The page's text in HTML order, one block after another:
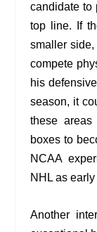
candidate to
top line. If
smaller
compete
his
season, it
these
boxes to
NCAA
NHL as
Another